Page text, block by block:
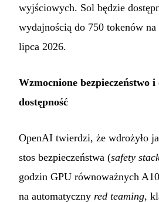
wyjściowych. Sol będzie
wydajnością do 750 tokenów na
lipca 2026.
Wzmocnione bezpieczeństwo i
dostępność
OpenAI twierdzi, że wdrożyło
stos bezpieczeństwa (safety
godzin GPU równoważnych
na automatyczny red teaming,